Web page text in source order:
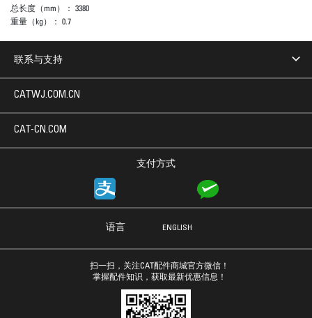
总长度（mm）： 3380
重量（kg）： 0.7
联系与支持
支付方式
CATWJ.COM.CN
CAT-CN.COM
语言 ENGLISH
扫一扫，关注CAT配件商城官方微信！
掌握配件知识，获取最新优惠信息！